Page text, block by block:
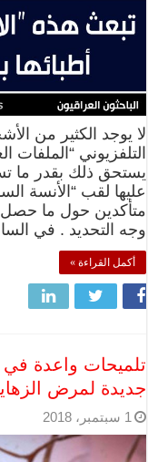
لا يوجد الكثير من
عليها لقب “الأنسة
متأكدين حول ما
وجه التحديد . في الساعة 8:15
أكمل القراءة »
تلميحات واعدة في
جديدة لمرض
1 سبتمبر، 2018